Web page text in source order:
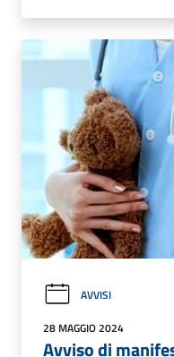
AVVISI
28 MAGGIO 2024
Avviso di